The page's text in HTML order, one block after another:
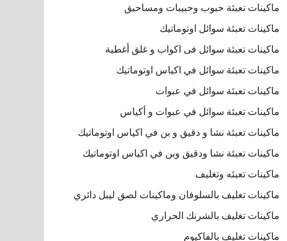
ماكينات تعبئة حبوب وحبيبات ومساحيق
ماكينات تعبئة سوائل اوتوماتيك
ماكينات تعبئة سوائل فى اكواب و غلق أغطية
ماكينات تعبئة سوائل في اكياس اوتوماتيك
ماكينات تعبئة سوائل في عبوات
ماكينات تعبئة سوائل في عبوات و أكياس
ماكينات تعبئة نشا و دقيق و بن في اكياس اوتوماتيك
ماكينات تعبئة نشا ودقيق وبن في اكياس اوتوماتيك
ماكينات تعبئه وتغليف
ماكينات تغليف بالسلوفان وماكينات لصق ليبل دائري
ماكينات تغليف بالشرنك الحراري
ماكينات تغليف بالفاكيوم